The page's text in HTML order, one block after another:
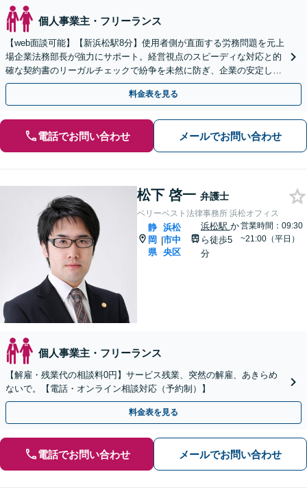
個人事業主・フリーランス
【web面談可能】【新浜松駅8分】使用者側が直面する労務問題を元上
場企業法務部長が強力にサポート。経営視点のスピーディな対応と的
確な契約書のリーガルチェックで紛争を未然に防ぎ、企業の安定した
成長を法務面からしっかりと後押しいたします。
料金表を見る
電話でお問い合わせ メールでお問い合わせ
松下 啓一 弁護士
ベリーベスト法律事務所 浜松オフィス
静
岡
県
|
浜松
市中
央区
浜松駅 か
ら徒歩5
分
営業時間：09:30
~21:00（平日）
個人事業主・フリーランス
【解雇・残業代の相談料0円】サービス残業、突然の解雇、あきらめ
ないで。【電話・オンライン相談対応（予約制）】
料金表を見る
電話でお問い合わせ メールでお問い合わせ